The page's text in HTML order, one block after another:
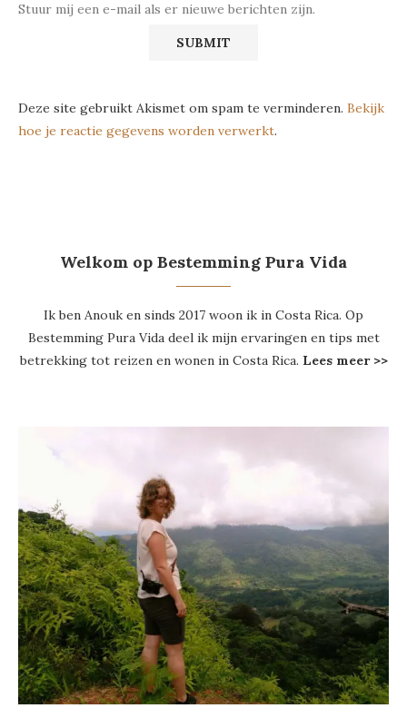
Stuur mij een e-mail als er nieuwe berichten zijn.
Deze site gebruikt Akismet om spam te verminderen. Bekijk
hoe je reactie gegevens worden verwerkt.
Welkom op Bestemming Pura Vida
Ik ben Anouk en sinds 2017 woon ik in Costa Rica. Op
Bestemming Pura Vida deel ik mijn ervaringen en tips met
betrekking tot reizen en wonen in Costa Rica. Lees meer >>